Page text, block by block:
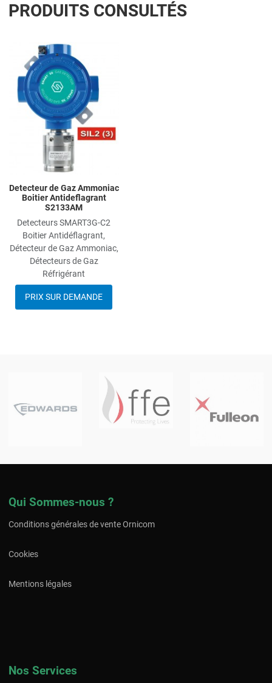
PRODUITS CONSULTÉS
Detecteur de Gaz Ammoniac
Boitier Antideflagrant
S2133AM
Detecteurs SMART3G-C2
Boitier Antidéflagrant,
Détecteur de Gaz Ammoniac,
Détecteurs de Gaz
Réfrigérant
PRIX SUR DEMANDE
Qui Sommes-nous ?
Conditions générales de vente Ornicom
Cookies
Mentions légales
Nos Services